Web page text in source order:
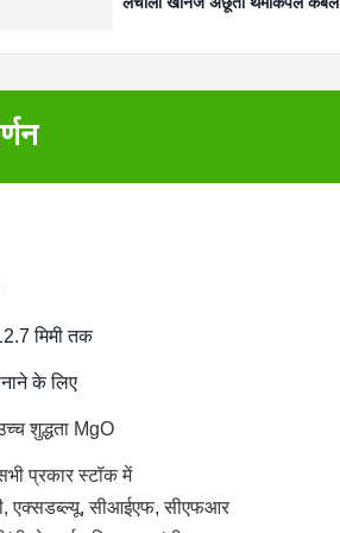
मिमी तक
के लिए
शुद्धता MgO
प्रकार स्टॉक में
एक्सडब्ल्यू, सीआईएफ, सीएफआर